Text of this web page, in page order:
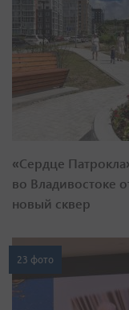
«Сердце
во Владивостоке
новый сквер
23 фото